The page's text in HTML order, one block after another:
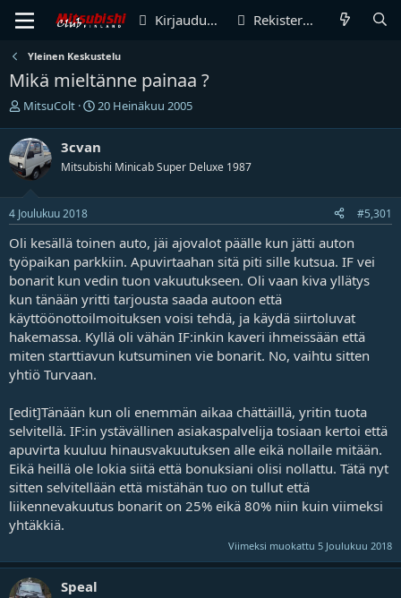
Kirjaudu sisään Rekisteröidy
Yleinen Keskustelu
Mikä mieltänne painaa ?
V
e
s
t
k
e
j
u
n
a
l
o
i
t
t
j
a
MitsuColt
A
i
t
i
v
ä
m
ä
ä
r
ä
20 Heinäkuu 2005
3cvan
Mitsubishi Minicab Super Deluxe 1987
4 Joulukuu 2018 #5,301
Oli kesällä toinen auto, jäi ajovalot päälle kun jätti auton
työpaikan parkkiin. Apuvirtaahan sitä piti sille kutsua. IF vei
bonarit kun vedin tuon vakuutukseen. Oli vaan kiva yllätys
kun tänään yritti tarjousta saada autoon että
käyttöönottoilmoituksen voisi tehdä, ja käydä siirtoluvat
hakemassa. Kyllä oli vähän IF:inkin kaveri ihmeissään että
miten starttiavun kutsuminen vie bonarit. No, vaihtu sitten
yhtiö Turvaan.
[edit]Tänään kun oli enemmän aikaa chättäillä, yritin tuota
selvitellä. IF:in ystävällinen asiakaspalvelija tosiaan kertoi että
apuvirta kuuluu hinausvakuutuksen alle eikä nollaile mitään.
Eikä heillä ole lokia siitä että bonuksiani olisi nollattu. Tätä nyt
sitten selvitellään että mistähän tuo on tullut että
liikennevakuutus bonarit on 25% eikä 80% niin kuin viimeksi
yhtäkkiä.
Viimeksi muokattu 5 Joulukuu 2018
Speal